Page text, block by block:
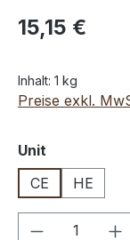
15,15 €
Inhalt: 1 kg
Preise exkl.
Unit
CE
HE
Produkt